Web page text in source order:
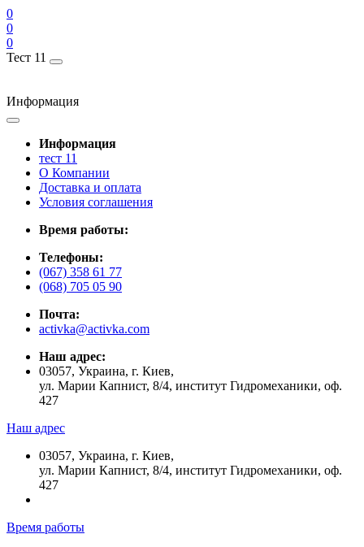
0
0
0
Тест 11
Информация
Информация
тест 11
О Компании
Доставка и оплата
Условия соглашения
Время работы:
Телефоны:
(067) 358 61 77
(068) 705 05 90
Почта:
activka@activka.com
Наш адрес:
03057, Украина, г. Киев,
ул. Марии Капнист, 8/4, институт Гидромеханики, оф.
427
Наш адрес
03057, Украина, г. Киев,
ул. Марии Капнист, 8/4, институт Гидромеханики, оф.
427
Время работы